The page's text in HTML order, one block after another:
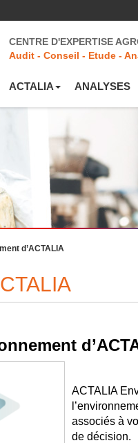
CENTRE D'EXPERTISE
Audit - Conseil - Etude -
ACTALIA ANALYSES
d’ACTALIA
ACTALIA
associés à
de décision.